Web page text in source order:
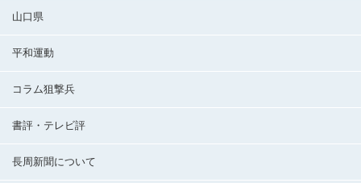
山口県
平和運動
コラム狙撃兵
書評・テレビ評
長周新聞について